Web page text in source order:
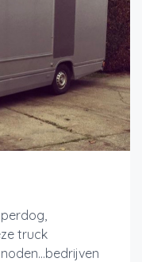
truck